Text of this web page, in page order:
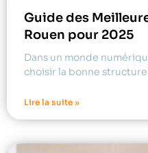
Guide des
Rouen pour 2025
Dans un monde
choisir la bonne
Lire la suite »